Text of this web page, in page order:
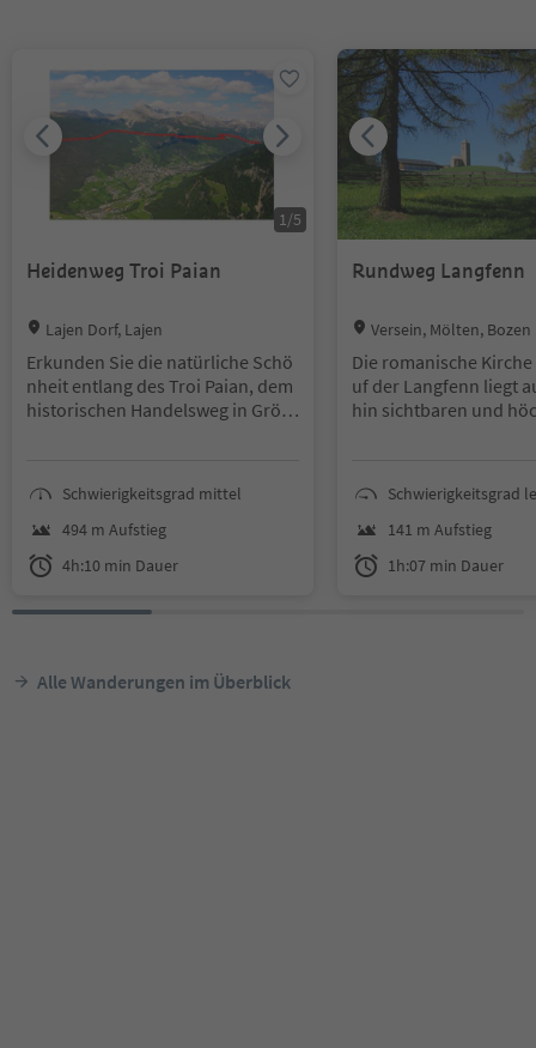
1 /5
Heidenweg Troi Paian
Location:
Lajen Dorf, Lajen
Erkunden Sie die natürliche Schö
nheit entlang des Troi Paian, dem
historischen Handelsweg in Gröd
auchen Sie ein in die unberührte
Natur und genießen Sie die ruhig
e Atmosphäre entlang dieses hist
orischen Pfades.
Schwierigkeitsgrad mittel
494 m Aufstieg
4h:10 min Dauer
Rundweg Langfenn
Location:
Versein, Mölten,
Die romanische
uf der Langfenn liegt
hin sichtbaren und
hl viel Aufregendes
strächtiges
wurde 1839
Auf dem Altar stehen
Schwierigkeitsgrad
141 m Aufstieg
1h:07 min Dauer
Alle Wanderungen im Überblick